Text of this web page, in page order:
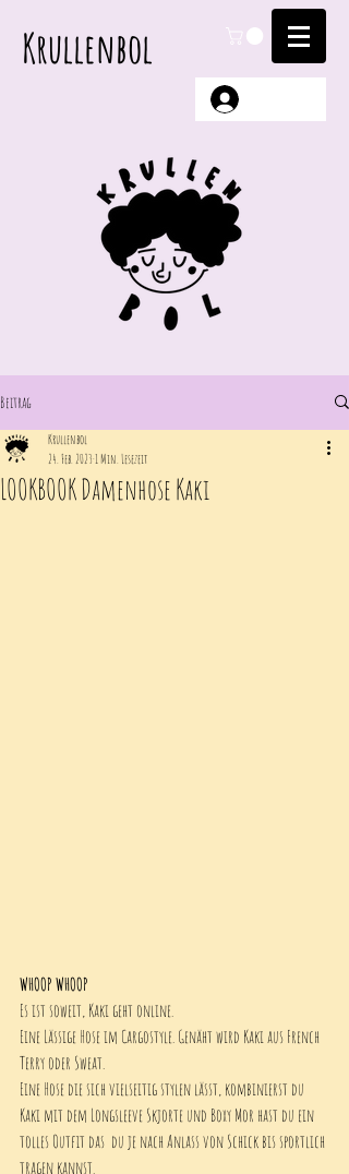
Krullenbol
Beitrag
LOOKBOOK Damenhose Kaki
Krullenbol
24. Feb. 2023 1 Min. Lesezeit
WHOOP WHOOP
Es ist soweit, Kaki geht online.
Eine Lässige Hose im Cargostyle. Genäht wird Kaki aus French
Terry oder Sweat.
Eine Hose die sich vielseitig stylen lässt, kombinierst du
Kaki mit dem Longsleeve Skjorte und Boxy Mor hast du ein
tolles Outfit das  du je nach Anlass von Schick bis sportlich
tragen kannst.